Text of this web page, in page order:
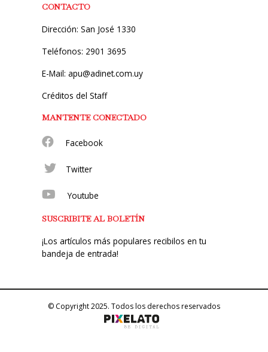
CONTACTO
Dirección: San José 1330
Teléfonos: 2901 3695
E-Mail: apu@adinet.com.uy
Créditos del Staff
MANTENTE CONECTADO
Facebook
Twitter
Youtube
SUSCRIBITE AL BOLETÍN
¡Los artículos más populares recibilos en tu
bandeja de entrada!
© Copyright 2025. Todos los derechos reservados